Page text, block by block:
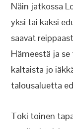
Näin jatkossa
yksi tai kaksi
saavat
Hämeestä ja
kaltaista jo
talousaluetta
Toki toinen